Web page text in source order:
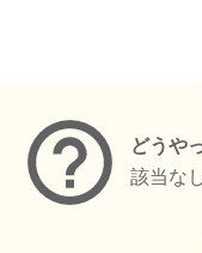
どうや
該当な